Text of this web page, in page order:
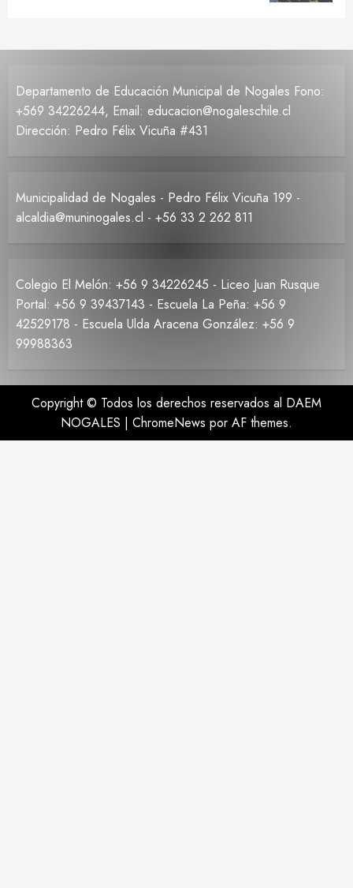
Departamento de Educación Municipal de Nogales Fono:
+569 34226244, Email: educacion@nogaleschile.cl
Dirección: Pedro Félix Vicuña #431
Municipalidad de Nogales - Pedro Félix Vicuña 199 -
alcaldia@muninogales.cl - +56 33 2 262 811
Colegio El Melón: +56 9 34226245 - Liceo Juan Rusque
Portal: +56 9 39437143 - Escuela La Peña: +56 9
42529178 - Escuela Ulda Aracena González: +56 9
99988363
Copyright © Todos los derechos reservados al DAEM
NOGALES | ChromeNews por AF themes.